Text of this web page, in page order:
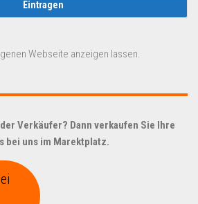
Webseite anzeigen lassen.
Verkäufer? Dann verkaufen Sie Ihre
bei uns im Marektplatz.